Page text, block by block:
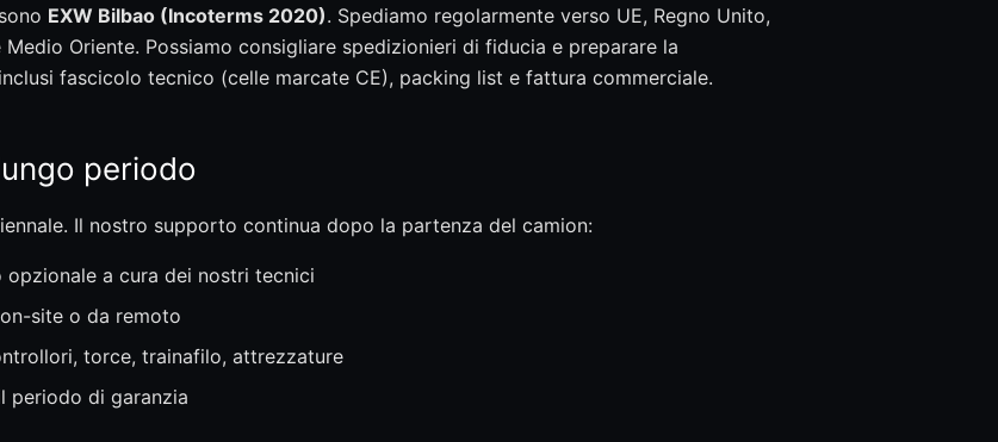
EXW Bilbao (Incoterms 2020). Spediamo regolarmente verso UE, Regno Unito,
Oriente. Possiamo consigliare spedizionieri di fiducia e preparare la
fascicolo tecnico (celle marcate CE), packing list e fattura commerciale.
periodo
Il nostro supporto continua dopo la partenza del camion:
a cura dei nostri tecnici
site o da remoto
torce, trainafilo, attrezzature
periodo di garanzia